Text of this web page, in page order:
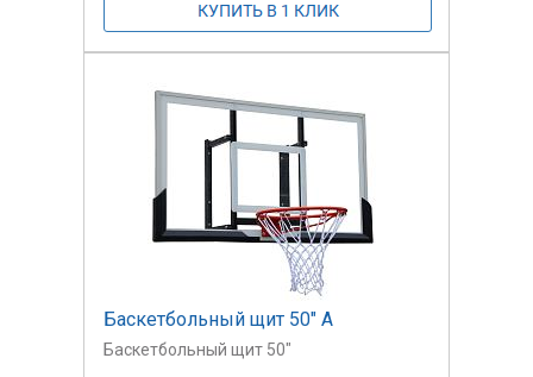
Баскетбольный щит 50" A
Баскетбольный щит 50"